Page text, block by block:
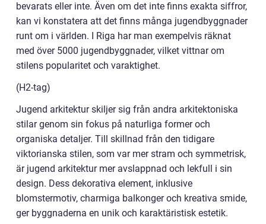
bevarats eller inte. Även om det inte finns exakta siffror,
kan vi konstatera att det finns många jugendbyggnader
runt om i världen. I Riga har man exempelvis räknat
med över 5000 jugendbyggnader, vilket vittnar om
stilens popularitet och varaktighet.
(H2-tag)
Jugend arkitektur skiljer sig från andra arkitektoniska
stilar genom sin fokus på naturliga former och
organiska detaljer. Till skillnad från den tidigare
viktorianska stilen, som var mer stram och symmetrisk,
är jugend arkitektur mer avslappnad och lekfull i sin
design. Dess dekorativa element, inklusive
blomstermotiv, charmiga balkonger och kreativa smide,
ger byggnaderna en unik och karaktäristisk estetik.